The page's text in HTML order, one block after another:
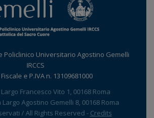
Policlinico Universitario Agostino Gemelli
IRCCS
e P.IVA n. 13109681000
Francesco Vito 1, 00168 Roma
Agostino Gemelli 8, 00168 Roma
/ All Rights Reserved - Credits